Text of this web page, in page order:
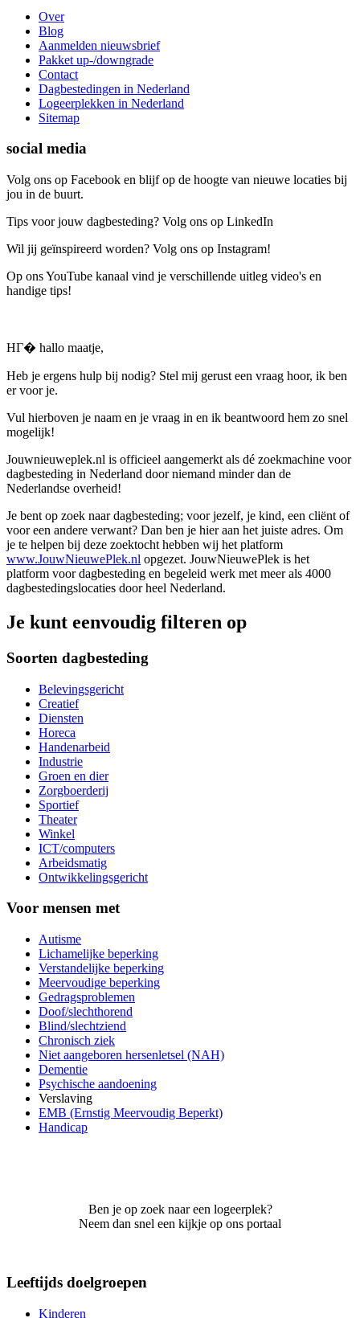
Over
Blog
Aanmelden nieuwsbrief
Pakket up-/downgrade
Contact
Dagbestedingen in Nederland
Logeerplekken in Nederland
Sitemap
social media
Volg ons op Facebook en blijf op de hoogte van nieuwe locaties bij
jou in de buurt.
Tips voor jouw dagbesteding? Volg ons op LinkedIn
Wil jij geïnspireerd worden? Volg ons op Instagram!
Op ons YouTube kanaal vind je verschillende uitleg video's en
handige tips!
HГ� hallo maatje,
Heb je ergens hulp bij nodig? Stel mij gerust een vraag hoor, ik ben
er voor je.
Vul hierboven je naam en je vraag in en ik beantwoord hem zo snel
mogelijk!
Jouwnieuweplek.nl is officieel aangemerkt als dé zoekmachine voor
dagbesteding in Nederland door niemand minder dan de
Nederlandse overheid!
Je bent op zoek naar dagbesteding; voor jezelf, je kind, een cliënt of
voor een andere verwant? Dan ben je hier aan het juiste adres. Om
je te helpen bij deze zoektocht hebben wij het platform
www.JouwNieuwePlek.nl opgezet. JouwNieuwePlek is het
platform voor dagbesteding en begeleid werk met meer als 4000
dagbestedingslocaties door heel Nederland.
Je kunt eenvoudig filteren op
Soorten dagbesteding
Belevingsgericht
Creatief
Diensten
Horeca
Handenarbeid
Industrie
Groen en dier
Zorgboerderij
Sportief
Theater
Winkel
ICT/computers
Arbeidsmatig
Ontwikkelingsgericht
Voor mensen met
Autisme
Lichamelijke beperking
Verstandelijke beperking
Meervoudige beperking
Gedragsproblemen
Doof/slechthorend
Blind/slechtziend
Chronisch ziek
Niet aangeboren hersenletsel (NAH)
Dementie
Psychische aandoening
Verslaving
EMB (Ernstig Meervoudig Beperkt)
Handicap
Ben je op zoek naar een logeerplek?
Neem dan snel een kijkje op ons portaal
Leeftijds doelgroepen
Kinderen